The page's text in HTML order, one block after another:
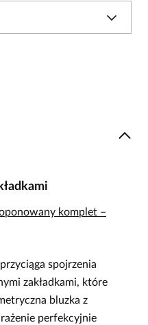
komplet –
spojrzenia
zakładkami, które
bluzka z
perfekcyjnie